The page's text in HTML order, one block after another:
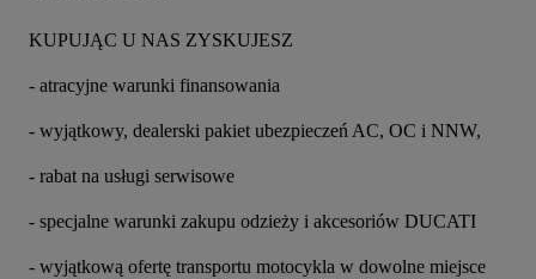
KUPUJĄC U NAS ZYSKUJESZ
- atracyjne warunki finansowania
- wyjątkowy, dealerski pakiet ubezpieczeń AC, OC i NNW,
- rabat na usługi serwisowe
- specjalne warunki zakupu odzieży i akcesoriów DUCATI
- wyjątkową ofertę transportu motocykla w dowolne miejsce